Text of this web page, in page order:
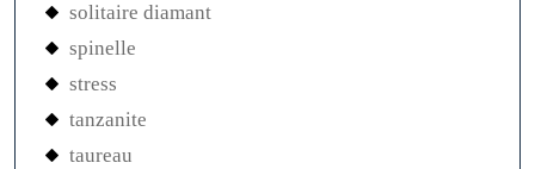
solitaire diamant
spinelle
stress
tanzanite
taureau